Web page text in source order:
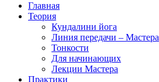
Главная
Теория
Кундалини йога
Линия передачи – Мастера
Тонкости
Для начинающих
Лекции Мастера
Практики